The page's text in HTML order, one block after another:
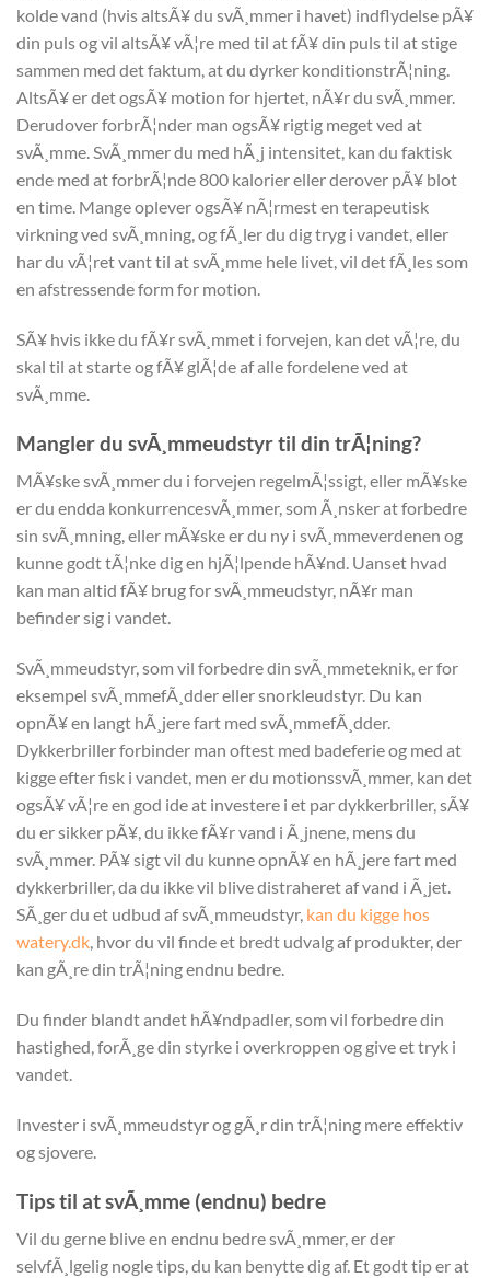
kolde vand (hvis altsÃ¥ du svÃ¸mmer i havet) indflydelse pÃ¥
din puls og vil altsÃ¥ vÃ¦re med til at fÃ¥ din puls til at stige
sammen med det faktum, at du dyrker konditionstrÃ¦ning.
AltsÃ¥ er det ogsÃ¥ motion for hjertet, nÃ¥r du svÃ¸mmer.
Derudover forbrÃ¦nder man ogsÃ¥ rigtig meget ved at
svÃ¸mme. SvÃ¸mmer du med hÃ¸j intensitet, kan du faktisk
ende med at forbrÃ¦nde 800 kalorier eller derover pÃ¥ blot
en time. Mange oplever ogsÃ¥ nÃ¦rmest en terapeutisk
virkning ved svÃ¸mning, og fÃ¸ler du dig tryg i vandet, eller
har du vÃ¦ret vant til at svÃ¸mme hele livet, vil det fÃ¸les som
en afstressende form for motion.
SÃ¥ hvis ikke du fÃ¥r svÃ¸mmet i forvejen, kan det vÃ¦re, du
skal til at starte og fÃ¥ glÃ¦de af alle fordelene ved at
svÃ¸mme.
Mangler du svÃ¸mmeudstyr til din trÃ¦ning?
MÃ¥ske svÃ¸mmer du i forvejen regelmÃ¦ssigt, eller mÃ¥ske
er du endda konkurrencesvÃ¸mmer, som Ã¸nsker at forbedre
sin svÃ¸mning, eller mÃ¥ske er du ny i svÃ¸mmeverdenen og
kunne godt tÃ¦nke dig en hjÃ¦lpende hÃ¥nd. Uanset hvad
kan man altid fÃ¥ brug for svÃ¸mmeudstyr, nÃ¥r man
befinder sig i vandet.
SvÃ¸mmeudstyr, som vil forbedre din svÃ¸mmeteknik, er for
eksempel svÃ¸mmefÃ¸dder eller snorkleudstyr. Du kan
opnÃ¥ en langt hÃ¸jere fart med svÃ¸mmefÃ¸dder.
Dykkerbriller forbinder man oftest med badeferie og med at
kigge efter fisk i vandet, men er du motionssvÃ¸mmer, kan det
ogsÃ¥ vÃ¦re en god ide at investere i et par dykkerbriller, sÃ¥
du er sikker pÃ¥, du ikke fÃ¥r vand i Ã¸jnene, mens du
svÃ¸mmer. PÃ¥ sigt vil du kunne opnÃ¥ en hÃ¸jere fart med
dykkerbriller, da du ikke vil blive distraheret af vand i Ã¸jet.
SÃ¸ger du et udbud af svÃ¸mmeudstyr, kan du kigge hos
watery.dk, hvor du vil finde et bredt udvalg af produkter, der
kan gÃ¸re din trÃ¦ning endnu bedre.
Du finder blandt andet hÃ¥ndpadler, som vil forbedre din
hastighed, forÃ¸ge din styrke i overkroppen og give et tryk i
vandet.
Invester i svÃ¸mmeudstyr og gÃ¸r din trÃ¦ning mere effektiv
og sjovere.
Tips til at svÃ¸mme (endnu) bedre
Vil du gerne blive en endnu bedre svÃ¸mmer, er der
selvfÃ¸lgelig nogle tips, du kan benytte dig af. Et godt tip er at